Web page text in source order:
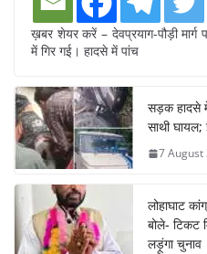
ख़बर शेयर करें – देवप्रयाग-पौड़ी
में गिर गई। हादसे में पांच
सड़क हादसे
साथी घायल;
7 August
लोहाघाट
बोले- टिकट
लड़ूंगा चुनाव